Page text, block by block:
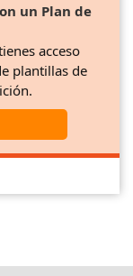
un Plan de
acceso
plantillas de